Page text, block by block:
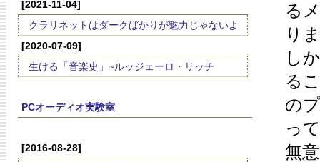
[2021-11-04]
クラリネットはダークばかりが魅力じゃないよ
[2020-07-09]
生ける「音楽史」~ルッジェーロ・リッチ
PCオーディオ実験室
[2016-08-28]
る
り
し
る
の
っ
無